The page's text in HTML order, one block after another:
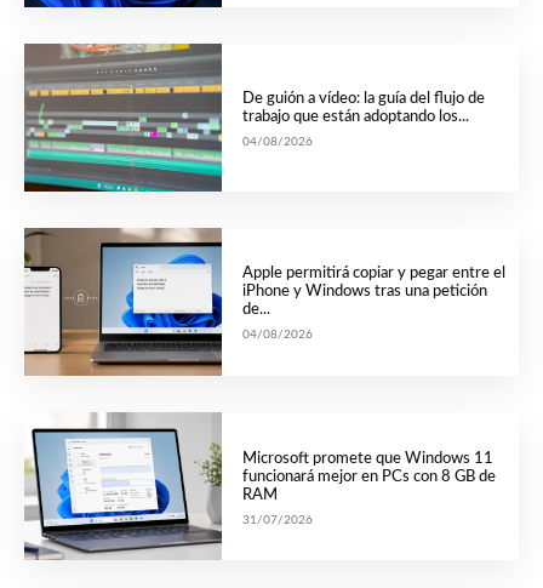
De guión a vídeo: la guía del flujo de
trabajo que están adoptando los...
04/08/2026
Apple permitirá copiar y pegar entre el
iPhone y Windows tras una petición
de...
04/08/2026
Microsoft promete que Windows 11
funcionará mejor en PCs con 8 GB de
RAM
31/07/2026